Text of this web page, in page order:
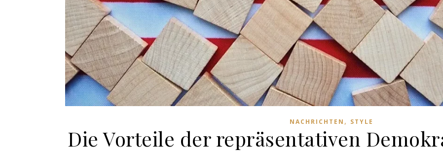
NACHRICHTEN , STYLE
Die Vorteile der repräsentativen